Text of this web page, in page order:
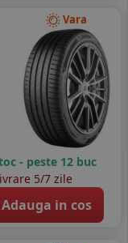
Vara
- peste 12 buc
5/7 zile
Adauga in cos